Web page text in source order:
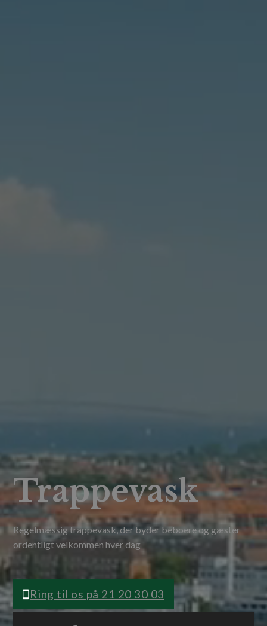
Trappevask
Regelmæssig trappevask, der byder beboere og gæster
ordentligt velkommen hver dag
Ring til os på 21 20 30 03